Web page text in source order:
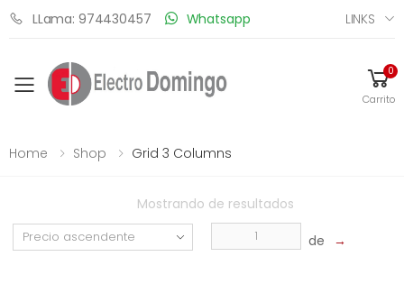
LLama: 974430457 Whatsapp LINKS
Toggle mobile menu
0
Carrito
Home Shop Grid 3 Columns
Mostrando de resultados
de →